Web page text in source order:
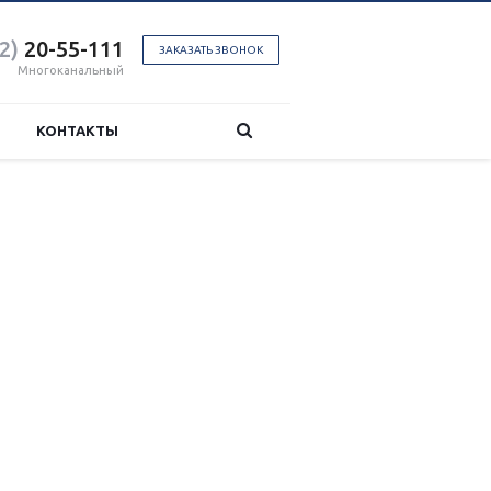
ЗАКАЗАТЬ ЗВОНОК
20-55-111
Многоканальный
КОНТАКТЫ